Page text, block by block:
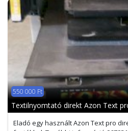
550 000 Ft
Textilnyomtató direkt Azon Text
Eladó egy használt Azon Text pro